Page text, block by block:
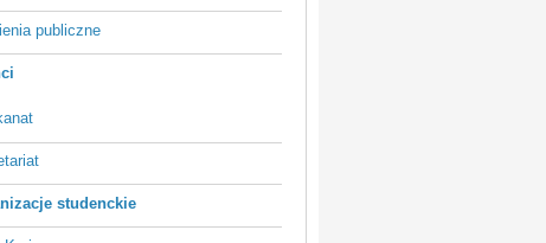
publiczne
studenckie